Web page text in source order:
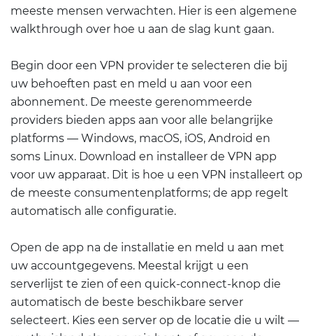
meeste mensen verwachten. Hier is een algemene
walkthrough over hoe u aan de slag kunt gaan.
Begin door een VPN provider te selecteren die bij
uw behoeften past en meld u aan voor een
abonnement. De meeste gerenommeerde
providers bieden apps aan voor alle belangrijke
platforms — Windows, macOS, iOS, Android en
soms Linux. Download en installeer de VPN app
voor uw apparaat. Dit is hoe u een VPN installeert op
de meeste consumentenplatforms; de app regelt
automatisch alle configuratie.
Open de app na de installatie en meld u aan met
uw accountgegevens. Meestal krijgt u een
serverlijst te zien of een quick-connect-knop die
automatisch de beste beschikbare server
selecteert. Kies een server op de locatie die u wilt —